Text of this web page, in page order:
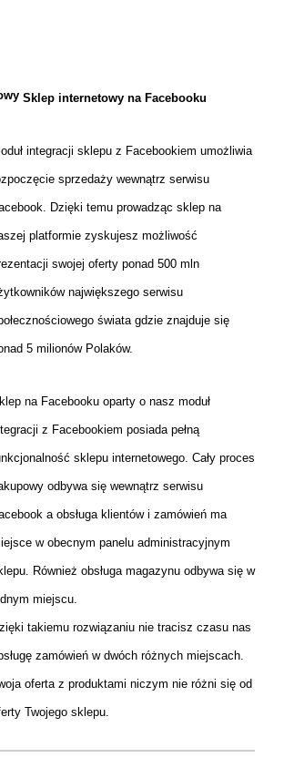
Sklep internetowy na Facebooku
integracji sklepu z Facebookiem umożliwia
sprzedaży wewnątrz serwisu
Dzięki temu prowadząc sklep na
platformie zyskujesz możliwość
swojej oferty ponad 500 mln
największego serwisu
świata gdzie znajduje się
5 milionów Polaków.
na Facebooku oparty o nasz moduł
z Facebookiem posiada pełną
sklepu internetowego. Cały proces
odbywa się wewnątrz serwisu
a obsługa klientów i zamówień ma
w obecnym panelu administracyjnym
Również obsługa magazynu odbywa się w
miejscu.
takiemu rozwiązaniu nie tracisz czasu nas
zamówień w dwóch różnych miejscach.
oferta z produktami niczym nie różni się od
Twojego sklepu.